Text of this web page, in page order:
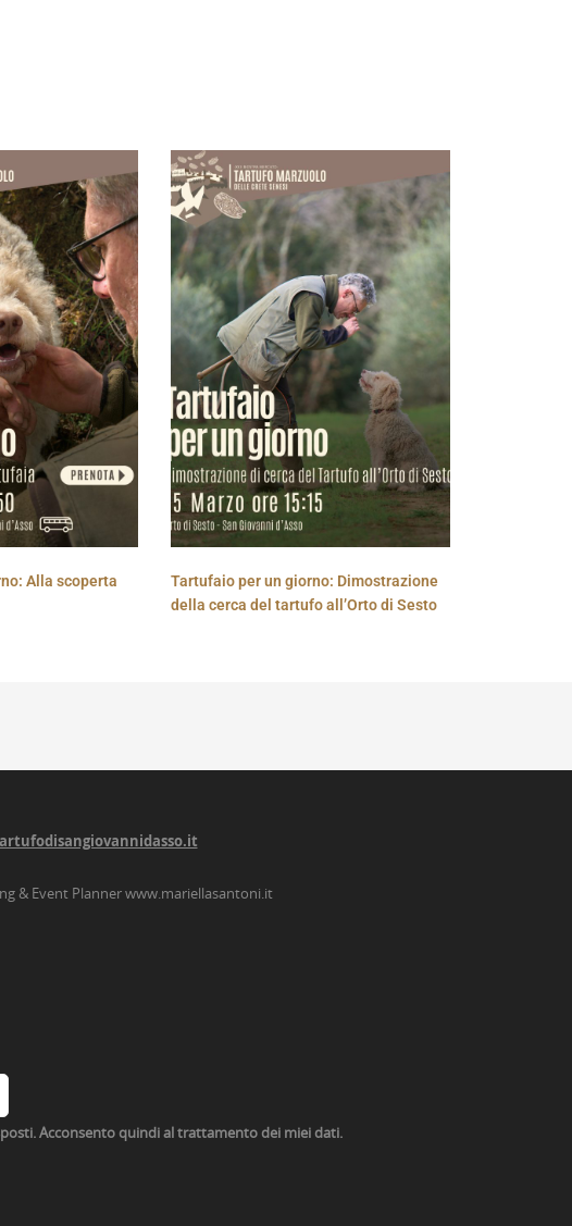
Alla scoperta
Tartufaio per un giorno: Dimostrazione
della cerca del tartufo all’Orto di Sesto
& Event Plannerwww.mariellasantoni.it
Acconsento quindi al trattamento dei miei dati.